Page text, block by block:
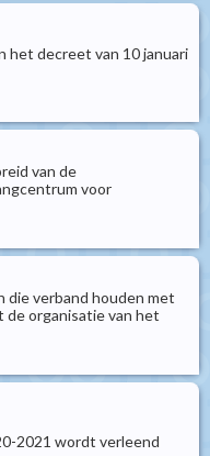
het decreet van 10 januari
van de
voor
die verband houden met
de organisatie van het
2021 wordt verleend